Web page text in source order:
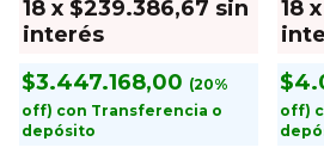
18 x $239.386,67 sin
interés
$3.447.168,00
con Transferencia o
depósito
18 x